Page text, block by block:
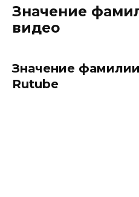
Значение
видео
Значение
Rutube